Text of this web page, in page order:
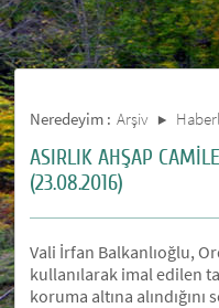
Neredeyim : Arşiv
ASIRLIK AHŞAP
(23.08.2016)
Vali İrfan Balkanlıoğlu,
kullanılarak imal edilen
koruma altına alındığını